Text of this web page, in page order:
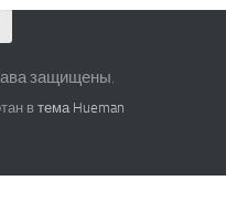
защищены.
в тема Hueman